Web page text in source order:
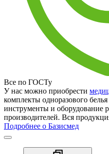
Все по ГОСТу
У нас можно приобрести
комплекты одноразового
инструменты и оборудование
производителей. Вся
Подробнее о Базисмед